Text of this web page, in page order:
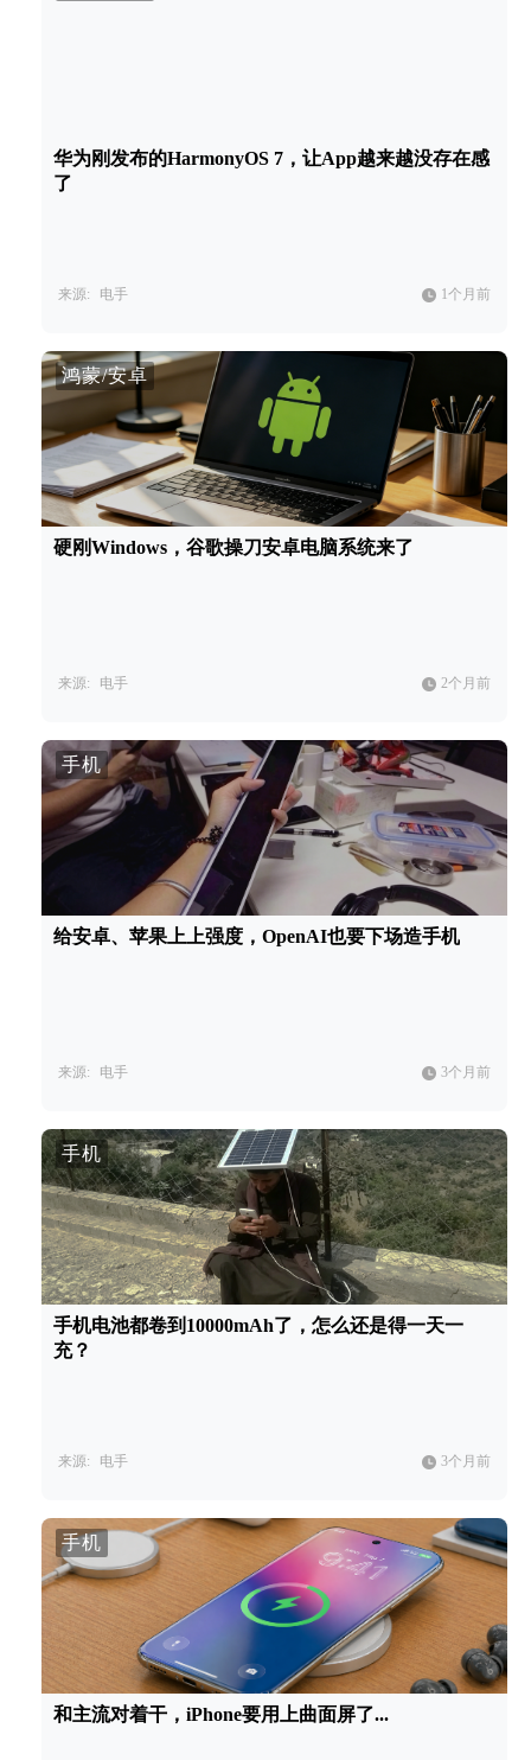
华为刚发布的HarmonyOS 7，让App越来越没存在感
了
来源: 电手 1个月前
鸿蒙/安卓
硬刚Windows，谷歌操刀安卓电脑系统来了
来源: 电手 2个月前
手机
给安卓、苹果上上强度，OpenAI也要下场造手机
来源: 电手 3个月前
手机
手机电池都卷到10000mAh了，怎么还是得一天一
充？
来源: 电手 3个月前
手机
和主流对着干，iPhone要用上曲面屏了...